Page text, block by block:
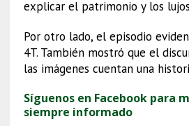
explicar el patrimonio y los
Por otro lado, el episodio
4T. También mostró que el
las imágenes cuentan una
Síguenos en Facebook para
siempre informado